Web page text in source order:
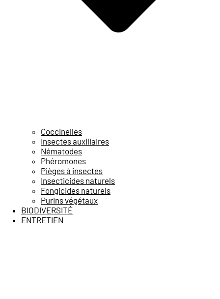
Coccinelles
Insectes auxiliaires
Nématodes
Phéromones
Pièges à insectes
Insecticides naturels
Fongicides naturels
Purins végétaux
BIODIVERSITÉ
ENTRETIEN